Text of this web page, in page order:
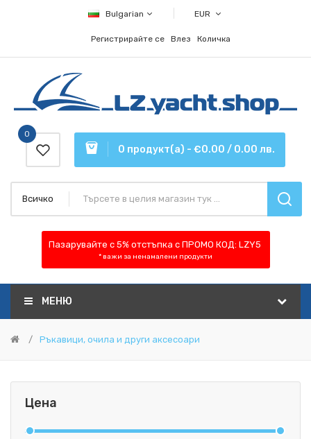
Bulgarian EUR
Регистрирайте се Влез Количка
0 продукт(а) - €0.00 / 0.00 лв.
0
Всичко
Пазарувайте с 5% отстъпка с ПРОМО КОД: LZY5
* важи за ненамалени продукти
МЕНЮ
Ръкавици, очила и други аксесоари
Цена